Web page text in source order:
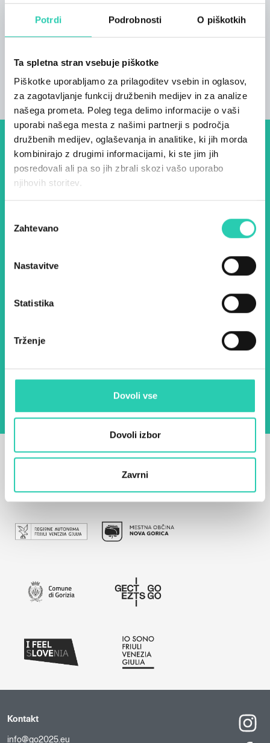
Potrdi Podrobnosti O piškotkih
Ta spletna stran vsebuje piškotke
Piškotke uporabljamo za prilagoditev vsebin in oglasov,
za zagotavljanje funkcij družbenih medijev in za analize
našega prometa. Poleg tega delimo informacije o vaši
uporabi našega mesta z našimi partnerji s področja
družbenih medijev, oglaševanja in analitike, ki jih morda
kombinirajo z drugimi informacijami, ki ste jim jih
posredovali ali pa so jih zbrali skozi vašo uporabo
njihovih storitev.
soglasja
Zahtevano
Nastavitve
Statistika
Trženje
Dovoli vse
Dovoli izbor
Zavrni
izposoja koles.
Dogodki, članki in zgodbe iz
evropske prestolnice kulture
našimi aktivnostmi.
Kontakt
info@go2025.eu